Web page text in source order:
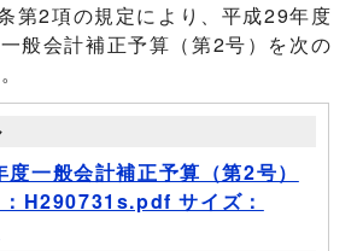
第2項の規定により、平成29年度
般会計補正予算（第2号）を次の
一般会計補正予算（第2号）
H290731s.pdf サイズ：